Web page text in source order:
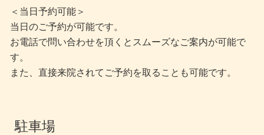
＜当日予約可能＞
当日のご予約が可能です。
お電話で問い合わせを頂くとスムーズなご案内が可能で
す。
また、直接来院されてご予約を取ることも可能です。
駐車場